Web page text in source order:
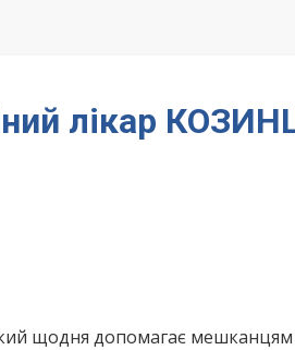
лікар
щодня допомагає